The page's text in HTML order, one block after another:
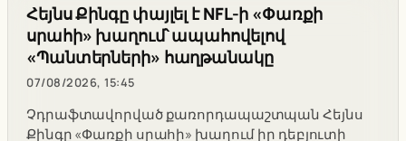
Հեյնս Քինգը փայլել է NFL-ի «Փառքի
սրահի» խաղում՝ ապահովելով
«Պանտերների» հաղթանակը
07/08/2026, 15:45
Չդրաֆտավորված քառորդապաշտպան Հեյնս
Քինգը «Փառքի սրահի» խաղում իր դեբյուտի